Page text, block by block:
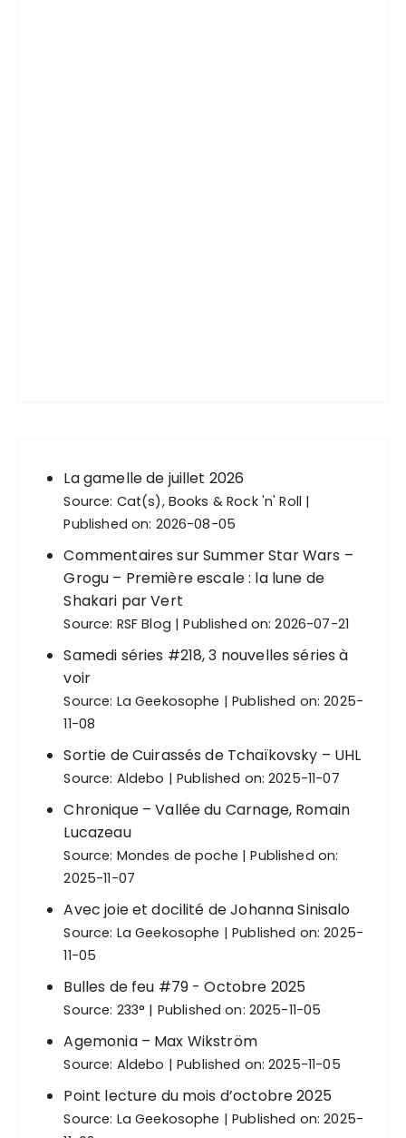
La gamelle de juillet 2026
Source: Cat(s), Books & Rock 'n' Roll
Published on: 2026-08-05
Commentaires sur Summer Star Wars –
Grogu – Première escale : la lune de
Shakari par Vert
Source: RSF Blog Published on: 2026-07-21
Samedi séries #218, 3 nouvelles séries à
voir
Source: La Geekosophe
Published on: 2025-
11-08
Sortie de Cuirassés de Tchaïkovsky – UHL
Source: Aldebo Published on: 2025-11-07
Chronique – Vallée du Carnage, Romain
Lucazeau
Source: Mondes de poche
Published on:
2025-11-07
Avec joie et docilité de Johanna Sinisalo
Source: La Geekosophe
Published on: 2025-
11-05
Bulles de feu #79 - Octobre 2025
Source: 233° Published on: 2025-11-05
Agemonia – Max Wikström
Source: Aldebo Published on: 2025-11-05
Point lecture du mois d’octobre 2025
Source: La Geekosophe
Published on: 2025-